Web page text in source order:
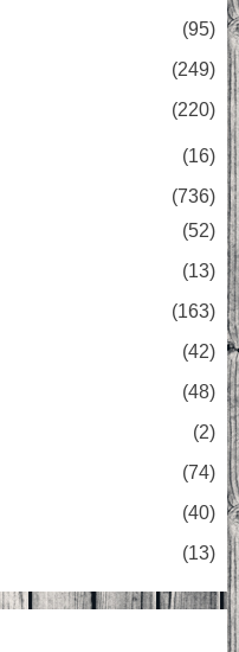
(95)
(249)
(220)
(16)
(736)
(52)
(13)
(163)
(42)
(48)
(2)
(74)
(40)
(13)